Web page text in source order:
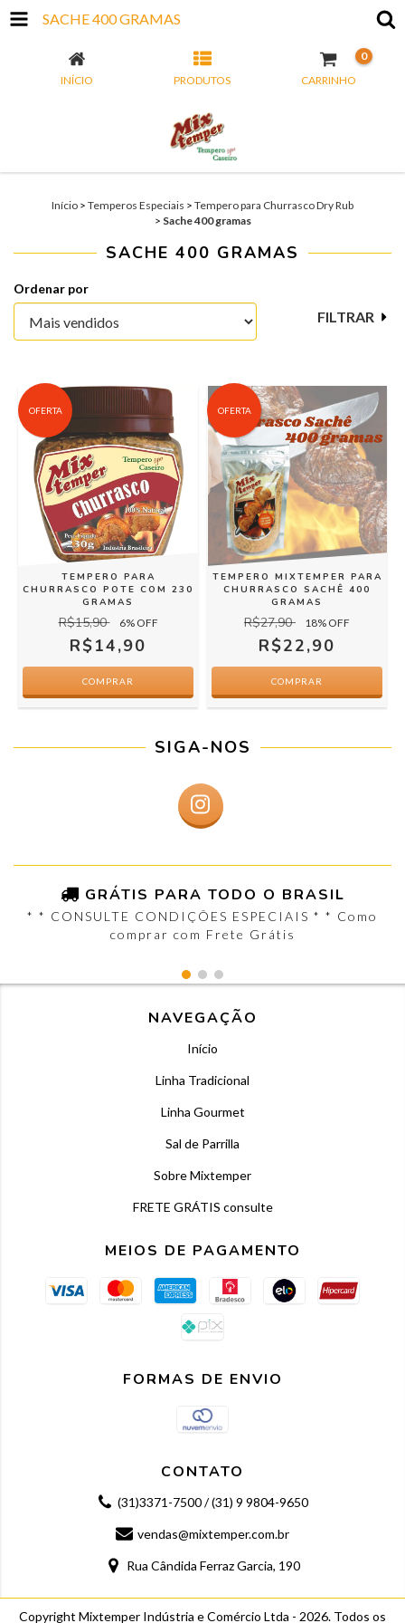
SACHE 400 GRAMAS
INÍCIO PRODUTOS CARRINHO
0
Início > Temperos Especiais > Tempero para Churrasco Dry Rub
> Sache 400 gramas
SACHE 400 GRAMAS
Ordenar por
FILTRAR
OFERTA
TEMPERO PARA
CHURRASCO POTE COM 230
GRAMAS
R$15,90 6% OFF
R$14,90
OFERTA
TEMPERO MIXTEMPER PARA
CHURRASCO SACHÊ 400
GRAMAS
R$27,90 18% OFF
R$22,90
SIGA-NOS
GRÁTIS PARA TODO O BRASIL
* * CONSULTE CONDIÇÕES ESPECIAIS * * Como
comprar com Frete Grátis
NAVEGAÇÃO
Início
Linha Tradicional
Linha Gourmet
Sal de Parrilla
Sobre Mixtemper
FRETE GRÁTIS consulte
MEIOS DE PAGAMENTO
FORMAS DE ENVIO
CONTATO
(31)3371-7500 / (31) 9 9804-9650
vendas@mixtemper.com.br
Rua Cândida Ferraz Garcia, 190
Copyright Mixtemper Indústria e Comércio Ltda - 2026. Todos os